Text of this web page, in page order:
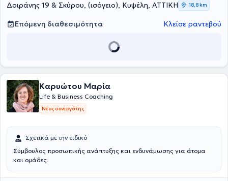
Δοιράνης 19 & Σκύρου, (ισόγειο), Κυψέλη, ΑΤΤΙΚΗ 18,8 km
Επόμενη διαθεσιμότητα Κλείσε ραντεβού
Καρυώτου Μαρία
Life & Business Coaching
Νέος συνεργάτης
Σχετικά με την ειδικό
Σύμβουλος προσωπικής ανάπτυξης και ενδυνάμωσης για άτομα
και ομάδες.